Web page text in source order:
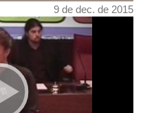
9 de dec. de 2015